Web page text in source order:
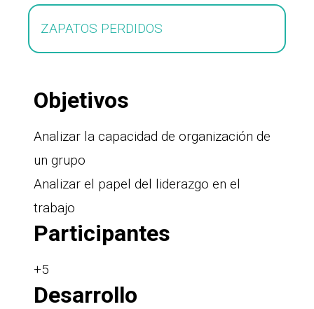
ZAPATOS PERDIDOS
Objetivos
Analizar la capacidad de organización de
un grupo
Analizar el papel del liderazgo en el
trabajo
Participantes
+5
Desarrollo